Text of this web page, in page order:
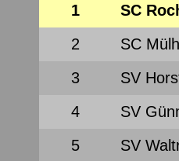
1
SC
2
SC
3
SV
4
SV
5
SV